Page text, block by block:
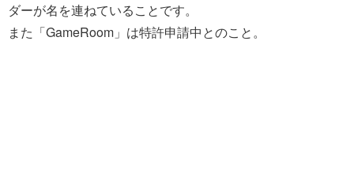
ダーが名を連ねていることです。
また「GameRoom」は特許申請中とのこと。